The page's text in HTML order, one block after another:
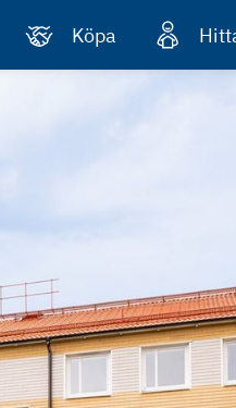
Köpa